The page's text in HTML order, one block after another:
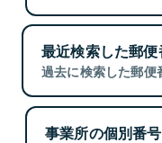
最近検索した郵便
過去に検索した郵便
事業所の個別番